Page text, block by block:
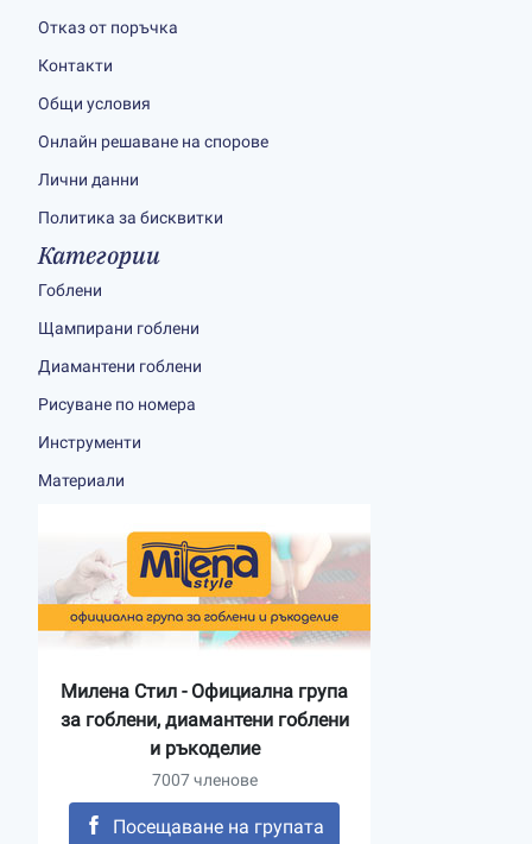
Отказ от поръчка
Контакти
Общи условия
Онлайн решаване на спорове
Лични данни
Политика за бисквитки
Категории
Гоблени
Щампирани гоблени
Диамантени гоблени
Рисуване по номера
Инструменти
Материали
Милена Стил - Официална група
за гоблени, диамантени гоблени
и ръкоделие
7007 членове
Посещаване на групата